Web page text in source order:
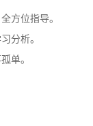
方位指导。
分析。
单。